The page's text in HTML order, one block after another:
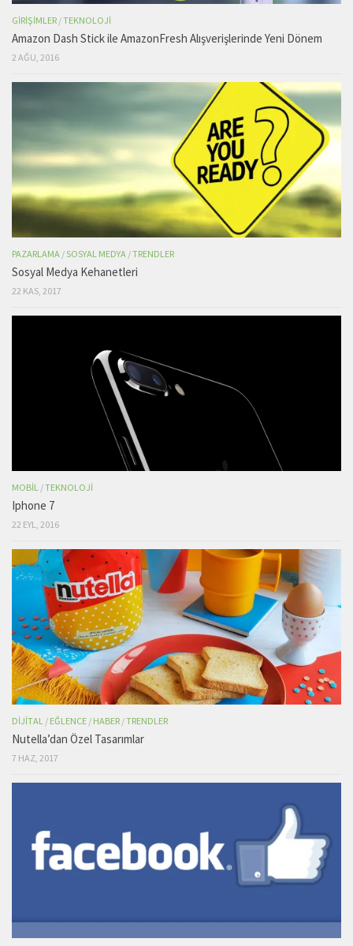
GIRIŞIMLER /TEKNOLOJI
Amazon Dash Stick ile AmazonFresh Alışverişlerinde Yeni Dönem
2 AĞU, 2016
PAZARLAMA /SOSYAL MEDYA /TRENDLER
Sosyal Medya Kehanetleri
22 KAS, 2017
MOBIL /TEKNOLOJI
Iphone 7
22 EYL, 2016
DIJITAL / EĞLENCE / HABER /TRENDLER
Nutella’dan Özel Tasarımlar
7 HAZ, 2017